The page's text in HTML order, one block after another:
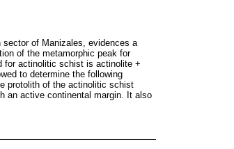
of Manizales, evidences a
of the metamorphic peak for
for actinolitic schist is actinolite +
to determine the following
protolith of the actinolitic schist
an active continental margin. It also